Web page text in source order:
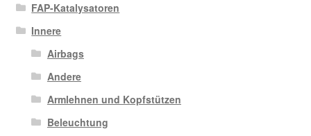
FAP-Katalysatoren
Innere
Airbags
Andere
Armlehnen und Kopfstützen
Beleuchtung